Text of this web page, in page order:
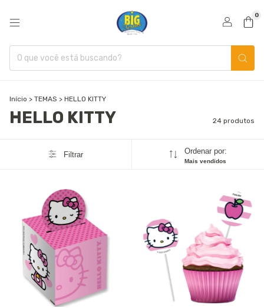
0
Início > TEMAS > HELLO KITTY
HELLO KITTY 24 produtos
Filtrar Ordenar por:
Mais vendidos